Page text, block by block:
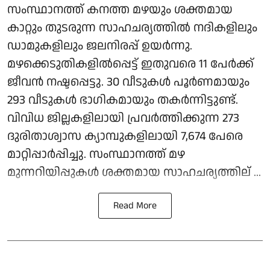
സംസ്ഥാനത്ത് കനത്ത മഴയും ശക്തമായ
കാറ്റും തുടരുന്ന സാഹചര്യത്തില്‍ നദികളിലും
ഡാമുകളിലും ജലനിരപ്പ് ഉയര്‍ന്നു.
മഴക്കെടുതികളില്‍പ്പെട്ട് ഇതുവരെ 11 പേര്‍ക്ക്
ജീവന്‍ നഷ്ടപ്പെട്ടു. 30 വീടുകള്‍ പൂര്‍ണമായും
293 വീടുകള്‍ ഭാഗികമായും തകര്‍ന്നിട്ടുണ്ട്.
വിവിധ ജില്ലകളിലായി പ്രവര്‍ത്തിക്കുന്ന 273
ദുരിതാശ്വാസ ക്യാമ്പുകളിലായി 7,674 പേരെ
മാറ്റിപ്പാര്‍പ്പിച്ചു. സംസ്ഥാനത്ത് മഴ
മുന്നറിയിപ്പുകള്‍ ശക്തമായ സാഹചര്യത്തില് ...
Read More